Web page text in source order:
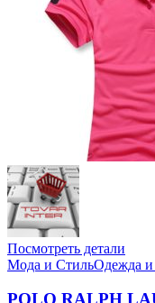
Посмотреть детали
Мода и СтильОдежда и